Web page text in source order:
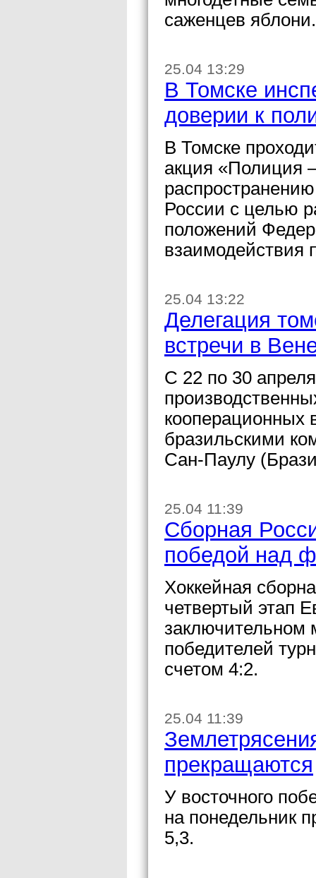
саженцев яблони.
25.04 13:29
В Томске
доверии к
В Томске
акция «Полиция
России с целью
положений
взаимодействия
25.04 13:22
Делегация
встречи в
С 22 по 30
кооперационных
бразильскими
Сан-Паулу
25.04 11:39
Сборная
победой над
Хоккейная
четвертый этап
заключительном
победителей
счетом 4:2.
25.04 11:39
прекращаются
У восточного
на понедельник
5,3.